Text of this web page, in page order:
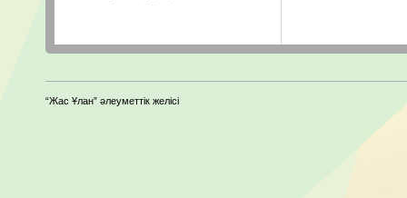
“Жас Ұлан” әлеуметтік желісі